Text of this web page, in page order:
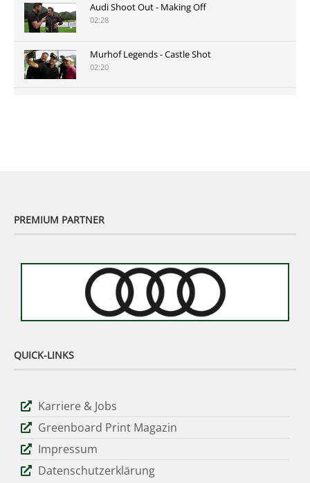
Audi Shoot Out - Making Off
02:28
Murhof Legends - Castle Shot
02:20
PREMIUM PARTNER
QUICK-LINKS
Karriere & Jobs
Greenboard Print Magazin
Impressum
Datenschutzerklärung